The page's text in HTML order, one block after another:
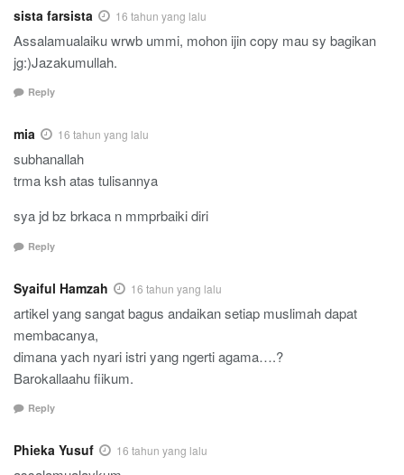
sista farsista 16 tahun yang lalu
Assalamualaiku wrwb ummi, mohon ijin copy mau sy bagikan
jg:)Jazakumullah.
Reply
mia 16 tahun yang lalu
subhanallah
trma ksh atas tulisannya
sya jd bz brkaca n mmprbaiki diri
Reply
Syaiful Hamzah 16 tahun yang lalu
artikel yang sangat bagus andaikan setiap muslimah dapat
membacanya,
dimana yach nyari istri yang ngerti agama….?
Barokallaahu fiikum.
Reply
Phieka Yusuf 16 tahun yang lalu